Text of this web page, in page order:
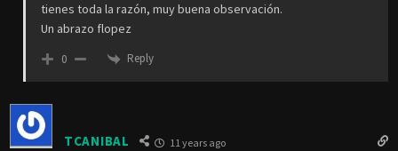
tienes toda la razón, muy buena observación.
Un abrazo flopez
0 Reply
TCANIBAL 11 years ago